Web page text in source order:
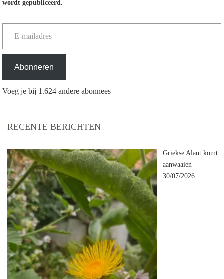
wordt gepubliceerd.
E-mailadres
Abonneren
Voeg je bij 1.624 andere abonnees
RECENTE BERICHTEN
Griekse Alant komt
aanwaaien
30/07/2026